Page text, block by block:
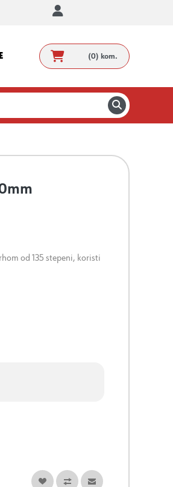
(0) kom.
od 135 stepeni, koristi